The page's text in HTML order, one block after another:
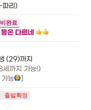
파리)
완료
은 다르네
까지 가능!)
능
]
출발확정